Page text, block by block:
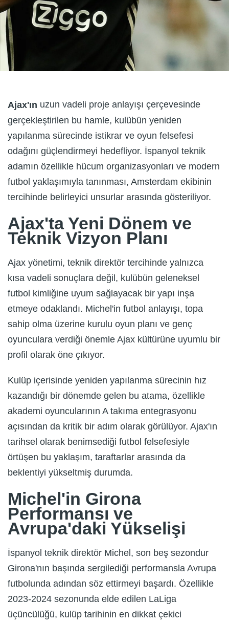
Ajax'ın uzun vadeli proje anlayışı çerçevesinde
gerçekleştirilen bu hamle, kulübün yeniden
yapılanma sürecinde istikrar ve oyun felsefesi
odağını güçlendirmeyi hedefliyor. İspanyol teknik
adamın özellikle hücum organizasyonları ve modern
futbol yaklaşımıyla tanınması, Amsterdam ekibinin
tercihinde belirleyici unsurlar arasında gösteriliyor.
Ajax'ta Yeni Dönem ve
Teknik Vizyon Planı
Ajax yönetimi, teknik direktör tercihinde yalnızca
kısa vadeli sonuçlara değil, kulübün geleneksel
futbol kimliğine uyum sağlayacak bir yapı inşa
etmeye odaklandı. Michel'in futbol anlayışı, topa
sahip olma üzerine kurulu oyun planı ve genç
oyunculara verdiği önemle Ajax kültürüne uyumlu bir
profil olarak öne çıkıyor.
Kulüp içerisinde yeniden yapılanma sürecinin hız
kazandığı bir dönemde gelen bu atama, özellikle
akademi oyuncularının A takıma entegrasyonu
açısından da kritik bir adım olarak görülüyor. Ajax'ın
tarihsel olarak benimsediği futbol felsefesiyle
örtüşen bu yaklaşım, taraftarlar arasında da
beklentiyi yükseltmiş durumda.
Michel'in Girona
Performansı ve
Avrupa'daki Yükselişi
İspanyol teknik direktör Michel, son beş sezondur
Girona'nın başında sergilediği performansla Avrupa
futbolunda adından söz ettirmeyi başardı. Özellikle
2023-2024 sezonunda elde edilen LaLiga
üçüncülüğü, kulüp tarihinin en dikkat çekici